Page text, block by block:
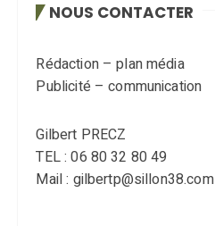
NOUS CONTACTER
Rédaction – plan média
Publicité – communication
Gilbert PRECZ
TEL : 06 80 32 80 49
Mail : gilbertp@sillon38.com